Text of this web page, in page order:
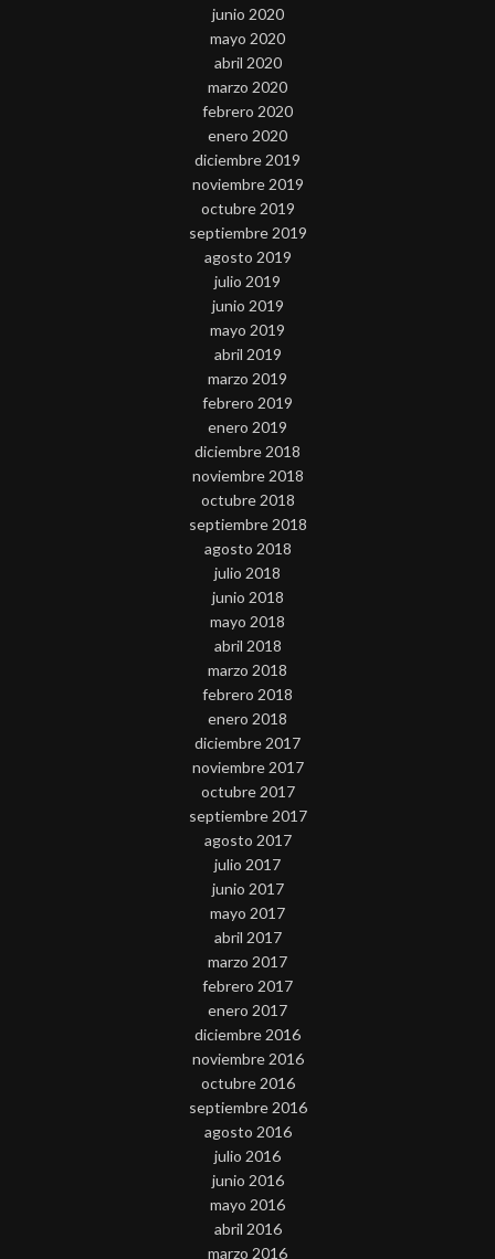
junio 2020
mayo 2020
abril 2020
marzo 2020
febrero 2020
enero 2020
diciembre 2019
noviembre 2019
octubre 2019
septiembre 2019
agosto 2019
julio 2019
junio 2019
mayo 2019
abril 2019
marzo 2019
febrero 2019
enero 2019
diciembre 2018
noviembre 2018
octubre 2018
septiembre 2018
agosto 2018
julio 2018
junio 2018
mayo 2018
abril 2018
marzo 2018
febrero 2018
enero 2018
diciembre 2017
noviembre 2017
octubre 2017
septiembre 2017
agosto 2017
julio 2017
junio 2017
mayo 2017
abril 2017
marzo 2017
febrero 2017
enero 2017
diciembre 2016
noviembre 2016
octubre 2016
septiembre 2016
agosto 2016
julio 2016
junio 2016
mayo 2016
abril 2016
marzo 2016